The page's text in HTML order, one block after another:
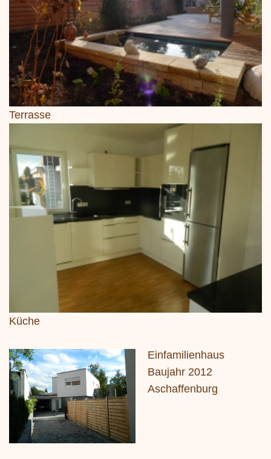
Terrasse
Küche
Einfamilienhaus
Baujahr 2012
Aschaffenburg